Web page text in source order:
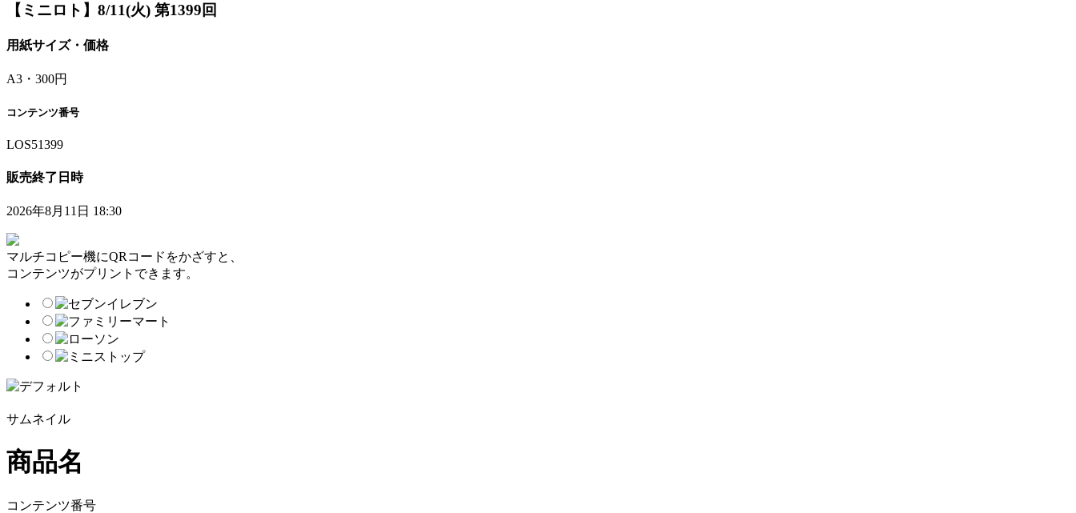
【ミニロト】8/11(火) 第1399回
用紙サイズ・価格
A3・300円
コンテンツ番号
LOS51399
販売終了日時
2026年8月11日 18:30
マルチコピー機にQRコードをかざすと、
コンテンツがプリントできます。
サムネイル
商品名
コンテンツ番号